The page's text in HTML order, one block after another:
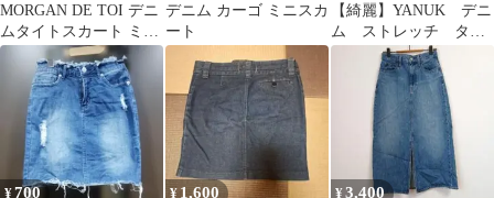
MORGAN DE TOI デニ
ムタイトスカート ミモ
レ丈 インディゴカジュ
アル
デニム カーゴ ミニスカ
ート
【綺麗】YANUK デニ
ム ストレッチ タイ
トスカート インディ
ゴ ひざ丈
¥700 ¥ 1,600 ¥3,400